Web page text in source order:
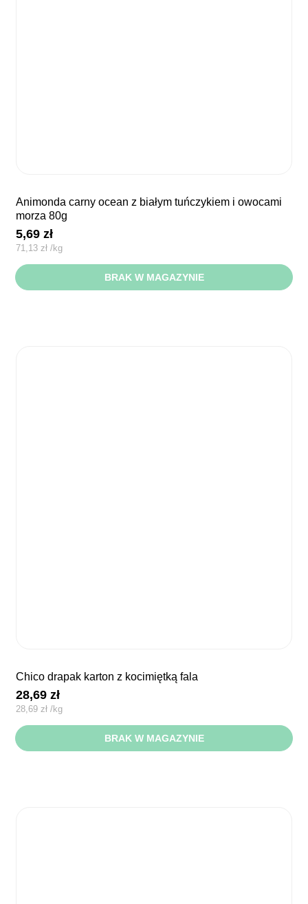
animonda carny ocean z białym tuńczykiem i owocami
morza 80g
5,69zł
71,13zł /kg
BRAK W MAGAZYNIE
chico drapak karton z kocimiętką fala
28,69zł
28,69zł /kg
BRAK W MAGAZYNIE